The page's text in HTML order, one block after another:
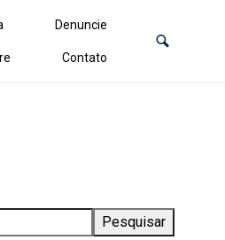
Denuncie
Contato
Pesquisar